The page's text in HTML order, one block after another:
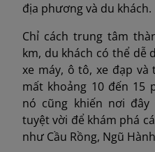
địa phương và du khách.
Chỉ cách trung tâm
km, du khách có thể dễ
xe máy, ô tô, xe đạp
mất khoảng 10 đến 15
nó cũng khiến nơi
tuyệt vời để khám phá
như Cầu Rồng, Ngũ